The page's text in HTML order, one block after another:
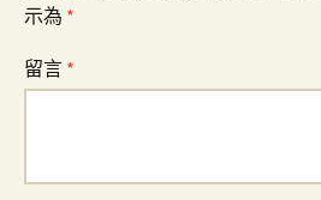
示為 *
留言 *